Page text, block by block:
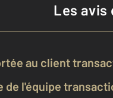
Les
au client
de l'équipe